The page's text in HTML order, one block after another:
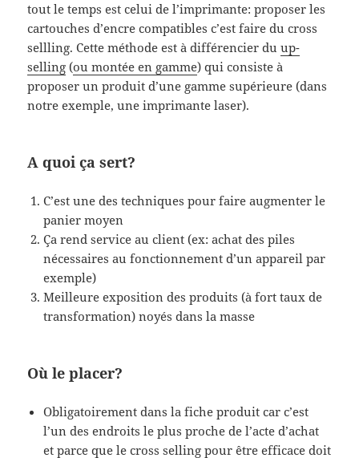
tout le temps est celui de l’imprimante: proposer les
cartouches d’encre compatibles c’est faire du cross
sellling. Cette méthode est à différencier duup-
selling (ou montée en gamme) qui consiste à
proposer un produit d’une gamme supérieure (dans
notre exemple, une imprimante laser).
A quoi ça sert?
C’est une des techniques pour faire augmenter le
panier moyen
Ça rend service au client (ex: achat des piles
nécessaires au fonctionnement d’un appareil par
exemple)
Meilleure exposition des produits (à fort taux de
transformation) noyés dans la masse
Où le placer?
Obligatoirement dans la fiche produit car c’est
l’un des endroits le plus proche de l’acte d’achat
et parce que le cross selling pour être efficace doit